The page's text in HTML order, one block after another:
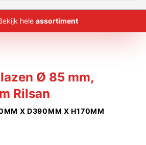
HOME
MERKEN
OFFERTECHECKER
CONTACT
Bekijk hele assortiment
Ø 85 mm,
Rilsan
X D390MM X H170MM